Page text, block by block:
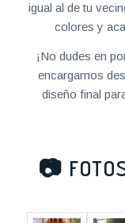
igual al de tu
colores y
¡No dudes en
encargamos
diseño final
📷